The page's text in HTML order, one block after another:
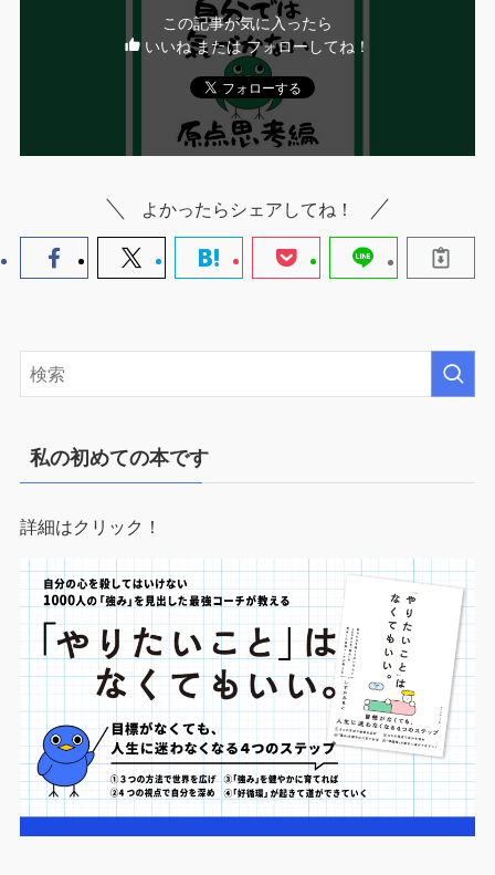
この記事が気に入ったら
いいね または フォローしてね！
よかったらシェアしてね！
私の初めての本です
詳細はクリック！